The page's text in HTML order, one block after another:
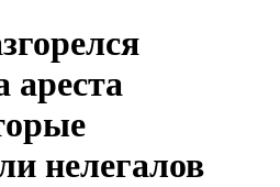
ареста
нелегалов